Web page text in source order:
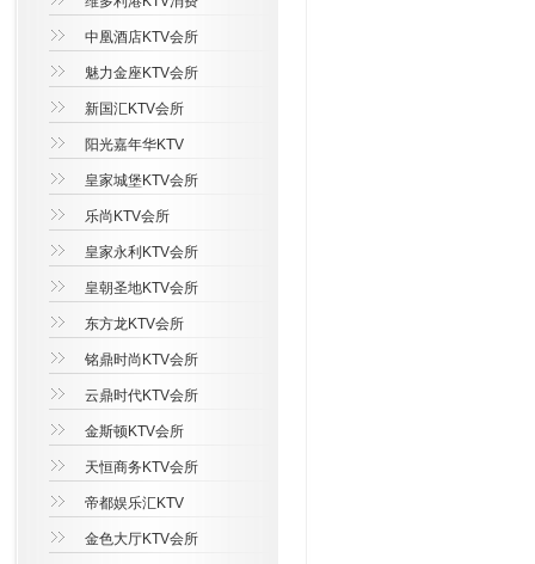
中凰酒店KTV会所
魅力金座KTV会所
新国汇KTV会所
阳光嘉年华KTV
皇家城堡KTV会所
乐尚KTV会所
皇家永利KTV会所
皇朝圣地KTV会所
东方龙KTV会所
铭鼎时尚KTV会所
云鼎时代KTV会所
金斯顿KTV会所
天恒商务KTV会所
帝都娱乐汇KTV
金色大厅KTV会所